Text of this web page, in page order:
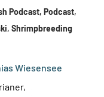
Podcast, Podcast,
, Shrimpbreeding
Wiesensee